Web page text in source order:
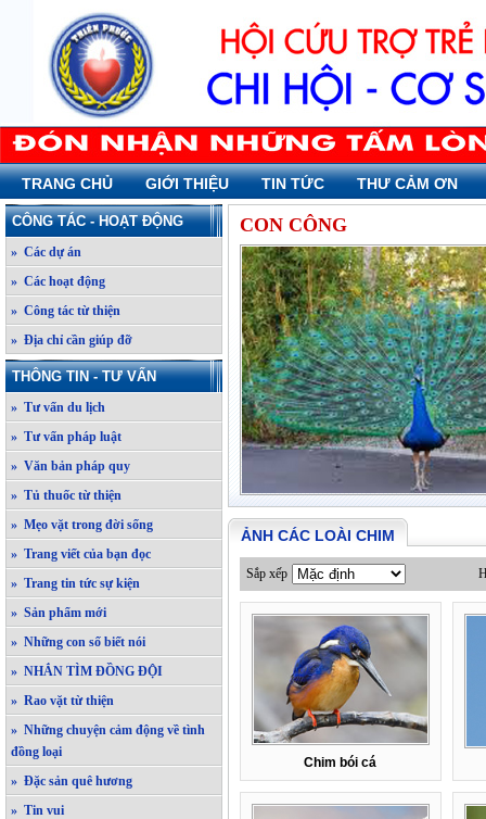
TRANG CHỦ GIỚI THIỆU TIN TỨC THƯ CẢM ƠN
CÔNG TÁC - HOẠT ĐỘNG
» Các dự án
» Các hoạt động
» Công tác từ thiện
» Địa chỉ cần giúp đỡ
THÔNG TIN - TƯ VẤN
» Tư vấn du lịch
» Tư vấn pháp luật
» Văn bản pháp quy
» Tủ thuốc từ thiện
» Mẹo vặt trong đời sống
» Trang viết của bạn đọc
» Trang tin tức sự kiện
» Sản phẩm mới
» Những con số biết nói
» NHẮN TÌM ĐỒNG ĐỘI
» Rao vặt từ thiện
» Những chuyện cảm động về tình
đồng loại
» Đặc sản quê hương
» Tin vui
CON CÔNG
ẢNH CÁC LOÀI CHIM
Sắp xếp
Chim bói cá